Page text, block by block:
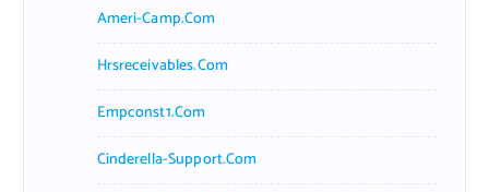
Ameri-Camp.com
Hrsreceivables.com
Empconst1.com
Cinderella-Support.com